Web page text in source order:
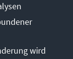
wird